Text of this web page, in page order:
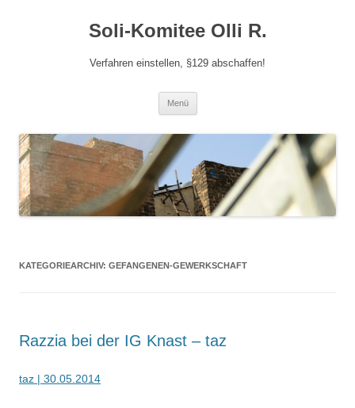
Soli-Komitee Olli R.
Verfahren einstellen, §129 abschaffen!
Menü
KATEGORIEARCHIV: GEFANGENEN-GEWERKSCHAFT
Razzia bei der IG Knast – taz
taz | 30.05.2014